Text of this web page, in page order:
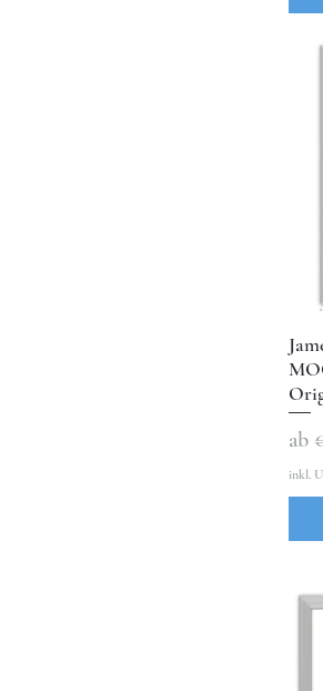
ab
inkl.